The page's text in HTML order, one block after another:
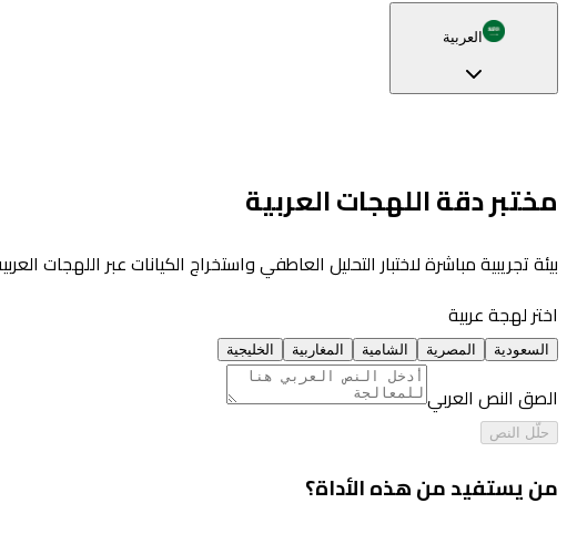
العربية
مختبر دقة اللهجات العربية
بيئة تجريبية مباشرة لاختبار التحليل العاطفي واستخراج الكيانات عبر اللهجات
اختر لهجة عربية
السعودية المصرية الشامية المغاربية الخليجية
الصق النص العربي
حلّل النص
من يستفيد من هذه الأداة؟